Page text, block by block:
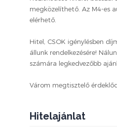
megközelíthető. Az M4-es
elérhető.
Hitel, CSOK igénylésben
állunk rendelkezésére!
számára legkedvezőbb
Várom megtisztelő
Hitelajánlat